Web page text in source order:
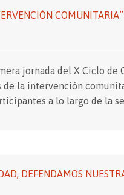
jornada del X Ciclo de
la intervención
a lo largo de la
DEFENDAMOS